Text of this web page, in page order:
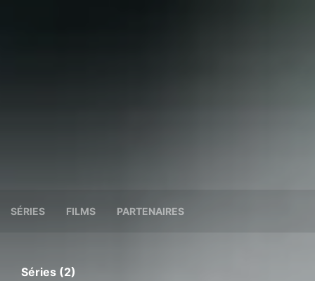
SÉRIES FILMS PARTENAIRES
Séries (2)